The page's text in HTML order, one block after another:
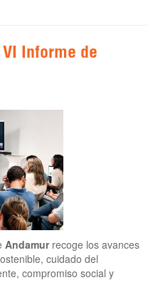
Informe de
Andamurrecoge los avances
cuidado del
compromiso social y